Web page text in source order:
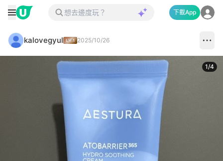
下載App
kalovegyul 2025/10/26
1/4